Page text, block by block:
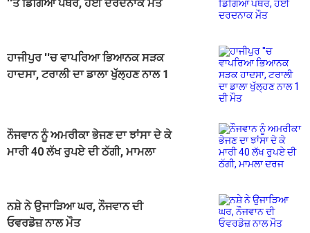
''ਤੇ ਡਿੱਗਿਆ ਪੱਥਰ, ਹੋਈ ਦਰਦਨਾਕ ਮੌਤ
ਹਾਜੀਪੁਰ ''ਚ ਵਾਪਰਿਆ ਭਿਆਨਕ ਸੜਕ
ਹਾਦਸਾ, ਟਰਾਲੀ ਦਾ ਡਾਲਾ ਖੁੱਲ੍ਹਣ ਨਾਲ 1
ਨੌਜਵਾਨ ਨੂੰ ਅਮਰੀਕਾ ਭੇਜਣ ਦਾ ਝਾਂਸਾ ਦੇ ਕੇ
ਮਾਰੀ 40 ਲੱਖ ਰੁਪਏ ਦੀ ਠੱਗੀ, ਮਾਮਲਾ
ਨਸ਼ੇ ਨੇ ਉਜਾੜਿਆ ਘਰ, ਨੌਜਵਾਨ ਦੀ
ਓਵਰਡੋਜ਼ ਨਾਲ ਮੌਤ